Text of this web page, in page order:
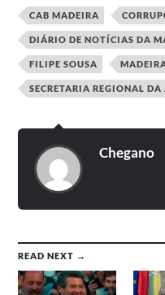
CAB MADEIRA
DIÁRIO DE NOTÍCIAS DA
FILIPE SOUSA
SECRETARIA REGIONAL
Chegano
READ NEXT →